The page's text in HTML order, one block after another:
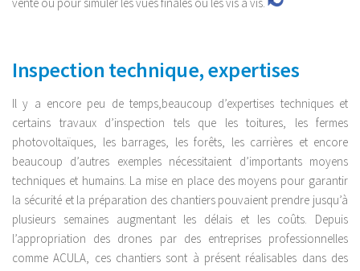
Inspection technique, expertises
Il y a encore peu de temps,beaucoup d’expertises techniques et
certains travaux d’inspection tels que les toitures, les fermes
photovoltaïques, les barrages, les forêts, les carrières et encore
beaucoup d’autres exemples nécessitaient d’importants moyens
techniques et humains. La mise en place des moyens pour garantir
la sécurité et la préparation des chantiers pouvaient prendre jusqu’à
plusieurs semaines augmentant les délais et les coûts. Depuis
l’appropriation des drones par des entreprises professionnelles
comme ACULA, ces chantiers sont à présent réalisables dans des